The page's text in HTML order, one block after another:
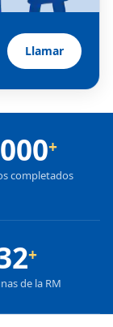
Llamar
+
completados
+
de la RM